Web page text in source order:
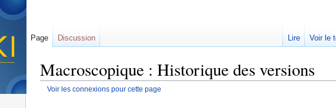
Macroscopique : Historique des versions
Voir les connexions pour cette page
Page Discussion Lire Voir le